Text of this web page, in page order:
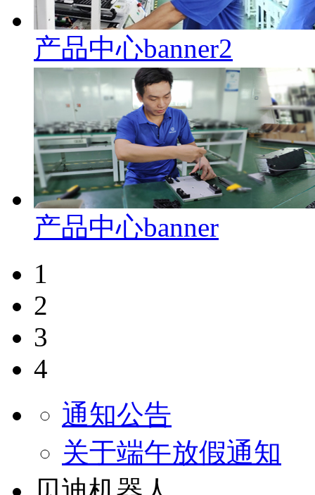
产品中心banner2
产品中心banner
1
2
3
4
通知公告
关于端午放假通知